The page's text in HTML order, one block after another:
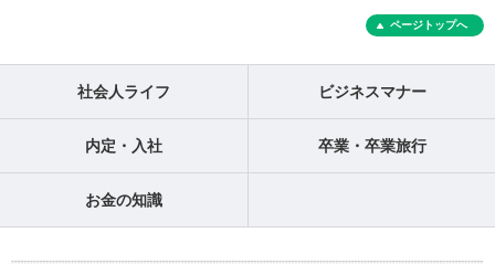
ページトップへ
社会人ライフ ビジネスマナー
内定・入社 卒業・卒業旅行
お金の知識